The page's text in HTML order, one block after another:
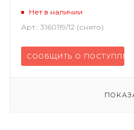
Нет в наличии
Арт.: 3160119/12 (снято)
СООБЩИТЬ О